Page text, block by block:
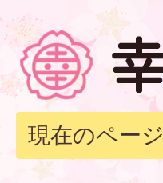
現在のページ